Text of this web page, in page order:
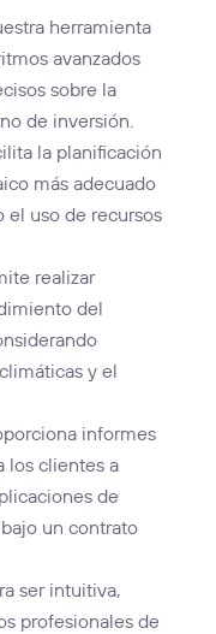
herramienta
avanzados
sobre la
de inversión.
la planificación
más adecuado
el uso de recursos
realizar
del
y el
informes
los clientes a
de
un contrato
ser intuitiva,
profesionales de